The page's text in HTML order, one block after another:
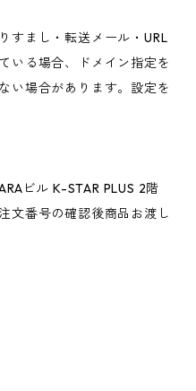
すまし・転送メール・URL
いる場合、ドメイン指定を
い場合があります。設定を
ビル K-STAR PLUS 2階
文番号の確認後商品お渡し